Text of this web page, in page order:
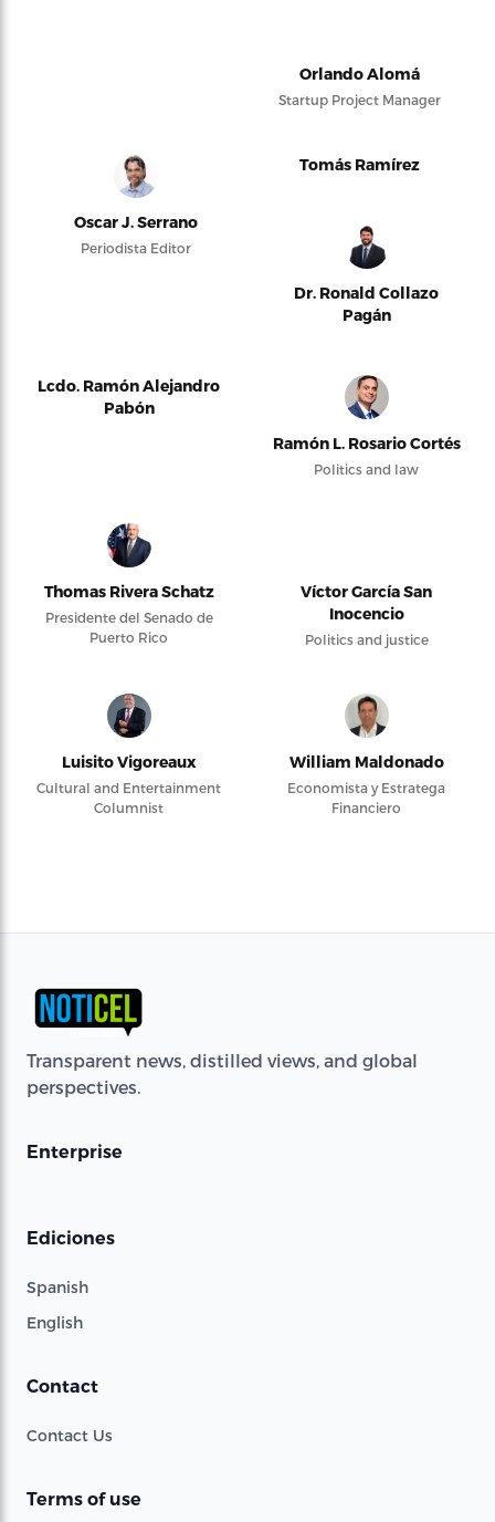
Orlando Alomá
Startup Project Manager
Oscar J. Serrano
Periodista Editor
Tomás Ramírez
Dr. Ronald Collazo
Pagán
Lcdo. Ramón Alejandro
Pabón
Ramón L. Rosario Cortés
Politics and law
Thomas Rivera Schatz
Presidente del Senado de
Puerto Rico
Víctor García San
Inocencio
Politics and justice
Luisito Vigoreaux
Cultural and Entertainment
Columnist
William Maldonado
Economista y Estratega
Financiero
Transparent news, distilled views, and global
perspectives.
Enterprise
Ediciones
Spanish
English
Contact
Contact Us
Terms of use